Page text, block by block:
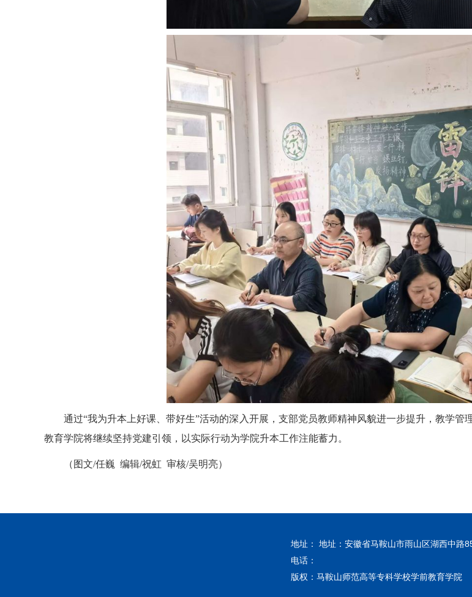
通过“我为升本上好课、带好生”活动的深入开展，支部党员教师精神风貌进一步提升，教学
教育学院将继续坚持党建引领，以实际行动为学院升本工作注能蓄力。
（图文/任巍 编辑/祝虹 审核/吴明亮）
地址： 地址：安徽省马鞍山市雨山区湖西中路
电话：
版权：马鞍山师范高等专科学校学前教育学院